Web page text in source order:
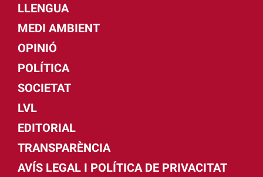
LLENGUA
MEDI AMBIENT
OPINIÓ
POLÍTICA
SOCIETAT
LVL
EDITORIAL
TRANSPARÈNCIA
AVÍS LEGAL I POLÍTICA DE PRIVACITAT